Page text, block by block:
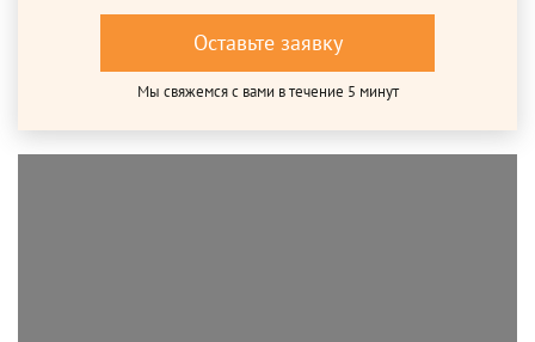
Оставьте заявку
Мы свяжемся с вами в течение 5 минут